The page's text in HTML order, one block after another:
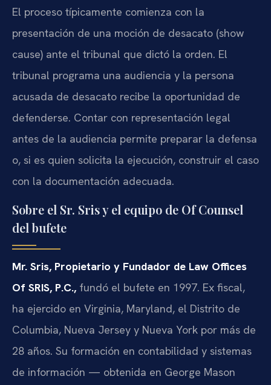
El proceso típicamente comienza con la
presentación de una moción de desacato (show
cause) ante el tribunal que dictó la orden. El
tribunal programa una audiencia y la persona
acusada de desacato recibe la oportunidad de
defenderse. Contar con representación legal
antes de la audiencia permite preparar la defensa
o, si es quien solicita la ejecución, construir el caso
con la documentación adecuada.
Sobre el Sr. Sris y el equipo de Of Counsel
del bufete
Mr. Sris, Propietario y Fundador de Law Offices
Of SRIS, P.C., fundó el bufete en 1997. Ex fiscal,
ha ejercido en Virginia, Maryland, el Distrito de
Columbia, Nueva Jersey y Nueva York por más de
28 años. Su formación en contabilidad y sistemas
de información — obtenida en George Mason